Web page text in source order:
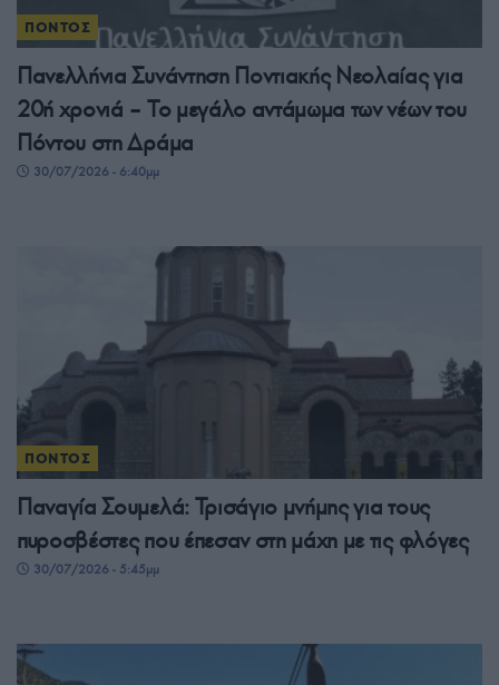
ΠΟΝΤΟΣ
Πανελλήνια Συνάντηση Ποντιακής Νεολαίας για
20ή χρονιά – Το μεγάλο αντάμωμα των νέων του
Πόντου στη Δράμα
30/07/2026 - 6:40μμ
ΠΟΝΤΟΣ
Παναγία Σουμελά: Τρισάγιο μνήμης για τους
πυροσβέστες που έπεσαν στη μάχη με τις φλόγες
30/07/2026 - 5:45μμ